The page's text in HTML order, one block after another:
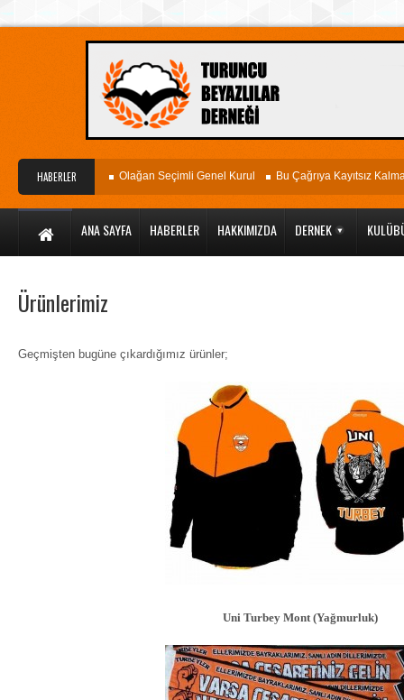
HABERLER
Hastanesi Olağan Seçimli Genel Kurul Bu Çağrıya Kayıtsız Kalmayın
ANA SAYFA HABERLER HAKKIMIZDA DERNEK
Ürünlerimiz
Geçmişten bugüne çıkardığımız ürünler;
Uni Turbey Mont (Yağmurluk)